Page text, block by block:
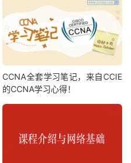
CCNA全套学习笔记，来自CCIE
的CCNA学习心得！